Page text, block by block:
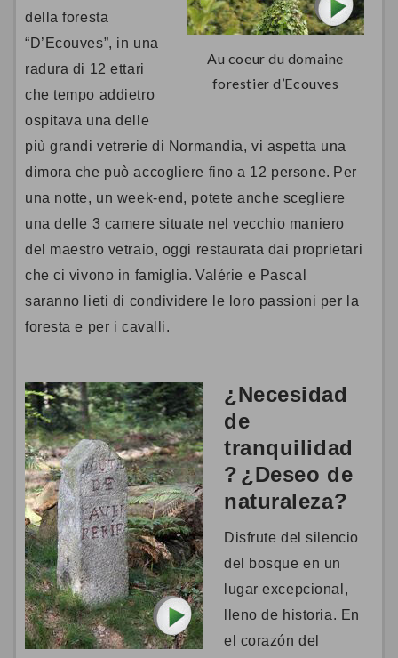
Au coeur du domaine
forestier d’Ecouves
della foresta
“D’Ecouves”, in una
radura di 12 ettari
che tempo addietro
ospitava una delle
più grandi vetrerie di Normandia, vi aspetta una
dimora che può accogliere fino a 12 persone. Per
una notte, un week-end, potete anche scegliere
una delle 3 camere situate nel vecchio maniero
del maestro vetraio, oggi restaurata dai proprietari
che ci vivono in famiglia. Valérie e Pascal
saranno lieti di condividere le loro passioni per la
foresta e per i cavalli.
¿Necesidad
de
tranquilidad
? ¿Deseo de
naturaleza?
Disfrute del silencio
del bosque en un
lugar excepcional,
lleno de historia. En
el corazón del